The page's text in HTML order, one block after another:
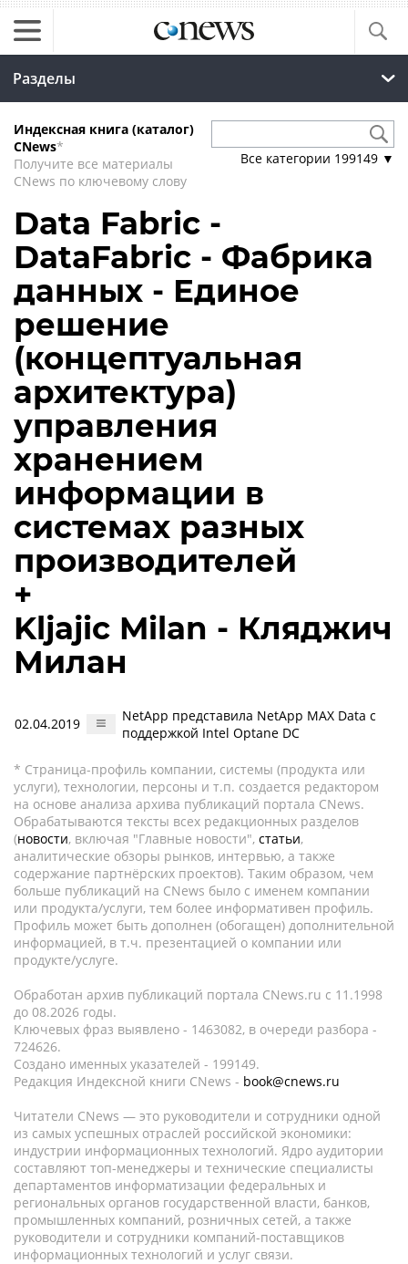
Разделы
Индексная книга (каталог)
CNews*
Получите все материалы
CNews по ключевому слову
Все категории 199149 ▼
Data Fabric -
DataFabric - Фабрика
данных - Единое
решение
(концептуальная
архитектура)
управления
хранением
информации в
системах разных
производителей
+
Kljajic Milan - Кляджич
Милан
02.04.2019
NetApp представила NetApp MAX Data с
поддержкой Intel Optane DC
* Страница-профиль компании, системы (продукта или
услуги), технологии, персоны и т.п. создается редактором
на основе анализа архива публикаций портала CNews.
Обрабатываются тексты всех редакционных разделов
(новости, включая "Главные новости", статьи,
аналитические обзоры рынков, интервью, а также
содержание партнёрских проектов). Таким образом, чем
больше публикаций на CNews было с именем компании
или продукта/услуги, тем более информативен профиль.
Профиль может быть дополнен (обогащен) дополнительной
информацией, в т.ч. презентацией о компании или
продукте/услуге.
Обработан архив публикаций портала CNews.ru c 11.1998
до 08.2026 годы.
Ключевых фраз выявлено - 1463082, в очереди разбора -
724626.
Создано именных указателей - 199149.
Редакция Индексной книги CNews - book@cnews.ru
Читатели CNews — это руководители и сотрудники одной
из самых успешных отраслей российской экономики:
индустрии информационных технологий. Ядро аудитории
составляют топ-менеджеры и технические специалисты
департаментов информатизации федеральных и
региональных органов государственной власти, банков,
промышленных компаний, розничных сетей, а также
руководители и сотрудники компаний-поставщиков
информационных технологий и услуг связи.